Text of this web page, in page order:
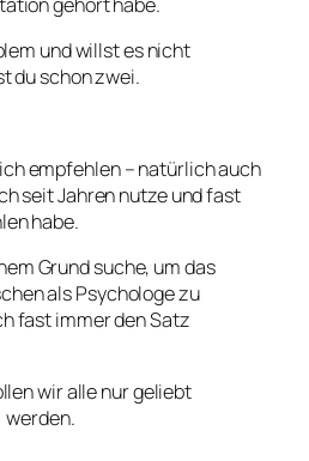
und willst es nicht
du schon zwei.
empfehlen – natürlich auch
seit Jahren nutze und fast
habe.
Grund suche, um das
als Psychologe zu
fast immer den Satz
wir alle nur geliebt
werden.